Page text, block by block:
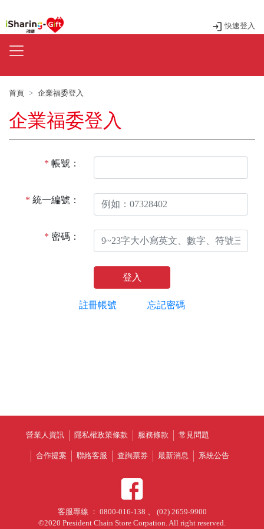
快速登入
首頁 企業福委登入
企業福委登入
帳號：
統一編號：
密碼：
登入
註冊帳號 忘記密碼
營業人資訊 隱私權政策條款 服務條款 常見問題
合作提案 聯絡客服 查詢票券 最新消息 系統公告
客服專線 ： 0800-016-138 、 (02) 2659-9900
©2020 President Chain Store Corpation. All right reserved.